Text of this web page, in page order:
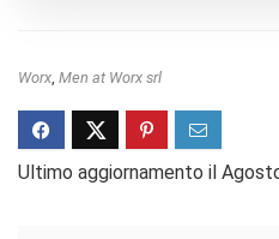
Worx, Men at Worx srl
Ultimo aggiornamento il